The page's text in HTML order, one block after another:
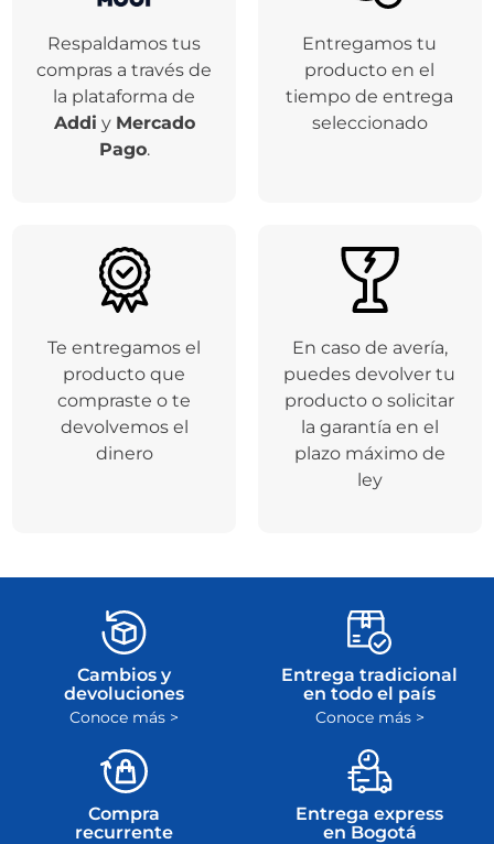
Respaldamos tus
compras a través de
la plataforma de
Addi y Mercado
Pago.
Entregamos tu
producto en el
tiempo de entrega
seleccionado
Te entregamos el
producto que
compraste o te
devolvemos el
dinero
En caso de avería,
puedes devolver tu
producto o solicitar
la garantía en el
plazo máximo de
ley
Cambios y
devoluciones
Conoce más >
Entrega tradicional
en todo el país
Conoce más >
Compra
recurrente
Entrega express
en Bogotá